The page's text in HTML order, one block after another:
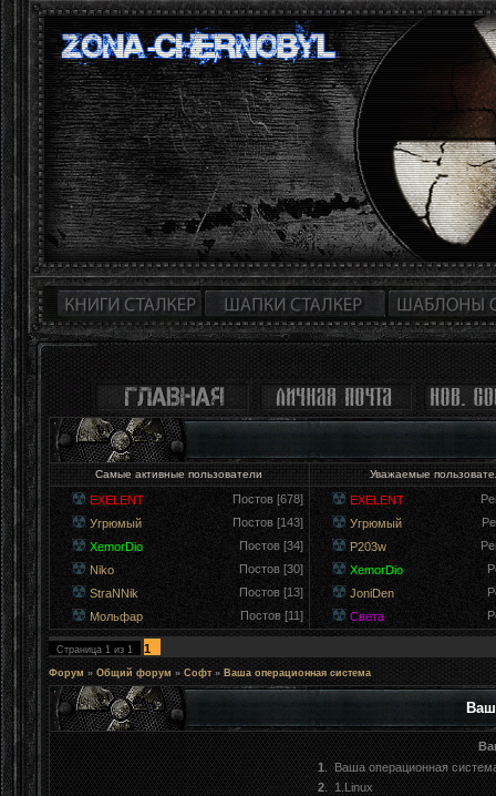
Самые активные пользователи Уважаемые
EXELENT
Постов [678]
Угрюмый
Постов [143]
XemorDio
Постов [34]
Niko
Постов [30]
StraNNik
Постов [13]
Мольфар
Постов [11]
EXELENT
Угрюмый
P203w
XemorDio
JoniDen
Света
Страница 1 из 1 1
Форум » Общий форум » Софт » Ваша операционная система
1. Ваша операционная
2. 1.Linux